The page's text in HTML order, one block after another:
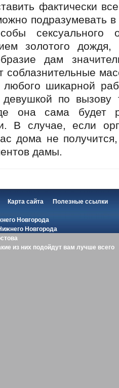
фактически
подразумевать
сексуального
золотого
дам
соблазнительные
любого шикарной
по вызову
она сама будет
В случае, если
дома не
дамы.
Карта сайта
Полезные ссылки
Новгорода
Новгорода
из них подойдут вам лучше всего